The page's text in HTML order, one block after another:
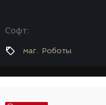
Софт:
маг Роботы